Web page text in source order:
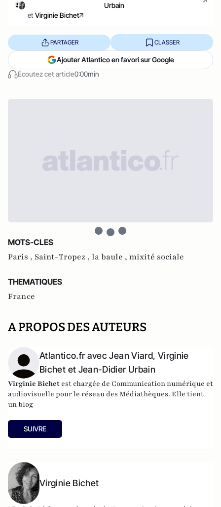
Urbain
et Virginie Bichet
Écoutez cet article0:00min
PARTAGER CLASSER
Ajouter Atlantico en favori sur Google
MOTS-CLES
Paris , Saint-Tropez , la baule , mixité sociale
THEMATIQUES
France
A PROPOS DES AUTEURS
Atlantico.fr avec Jean Viard, Virginie
Bichet et Jean-Didier Urbain
Virginie Bichet est chargée de Communication numérique et
audiovisuelle pour le réseau des Médiathèques. Elle tient
unblog
Jean Viardest directeur de recherches CNRS au CEVIPOF,
Centre de recherches politiques de Sciences Po.
libre, des vacances et des voyages.
SUIVRE
Virginie Bichet